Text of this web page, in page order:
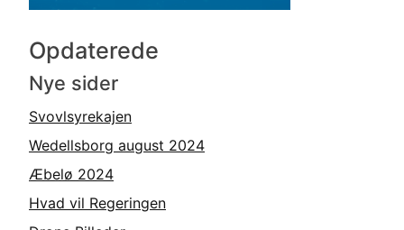
Opdaterede
Nye sider
Svovlsyrekajen
Wedellsborg august 2024
Æbelø 2024
Hvad vil Regeringen